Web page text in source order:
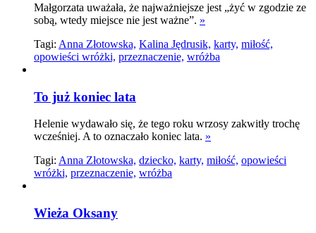
Małgorzata uważała, że najważniejsze jest „żyć w zgodzie ze
sobą, wtedy miejsce nie jest ważne”. »
Tagi: Anna Złotowska, Kalina Jędrusik, karty, miłość,
opowieści wróżki, przeznaczenie, wróżba
To już koniec lata
Helenie wydawało się, że tego roku wrzosy zakwitły trochę
wcześniej. A to oznaczało koniec lata. »
Tagi: Anna Złotowska, dziecko, karty, miłość, opowieści
wróżki, przeznaczenie, wróżba
Wieża Oksany